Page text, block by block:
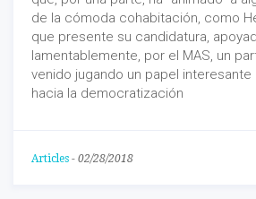
de la cómoda cohabitación, como
que presente su candidatura,
lamentablemente, por el MAS, un
venido jugando un papel
hacia la democratización
Articles - 02/28/2018